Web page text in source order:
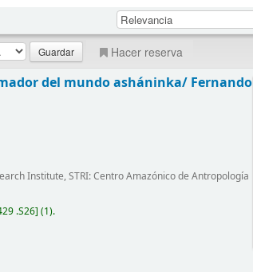
Hacer reserva
del mundo asháninka/ Fernando
Institute, STRI: Centro Amazónico de Antropología
.S26 (1).